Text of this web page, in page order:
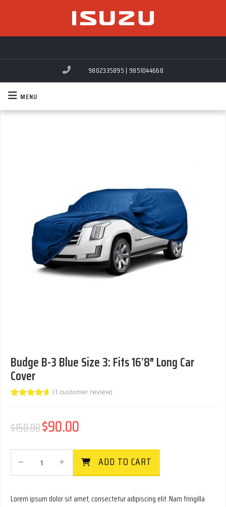
9802335895 | 9851044668
MENU
Budge B-3 Blue Size 3: Fits 16’8″ Long Car
Cover
5.00
5 based
on
(1 customer review)
$150.00Original price was: $150.00.
$90.00
3
Size
ADD TO CART
Lorem ipsum dolor sit amet, consectetur adipiscing elit. Nam fringilla